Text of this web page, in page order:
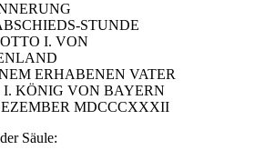
STUNDE
I. VON
ERHABENEN VATER
KÖNIG VON BAYERN
MDCCCXXXII
Säule: